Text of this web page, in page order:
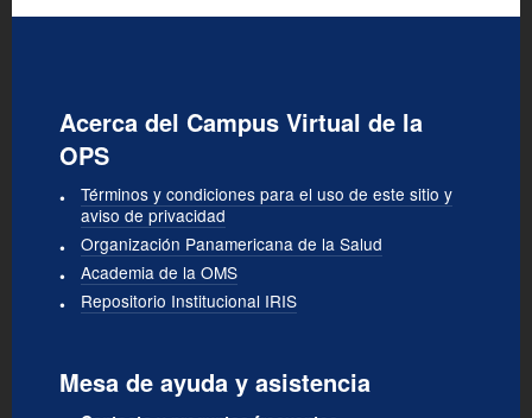
Acerca del Campus Virtual de la
OPS
Términos y condiciones para el uso de este sitio y
aviso de privacidad
Organización Panamericana de la Salud
Academia de la OMS
Repositorio Institucional IRIS
Mesa de ayuda y asistencia